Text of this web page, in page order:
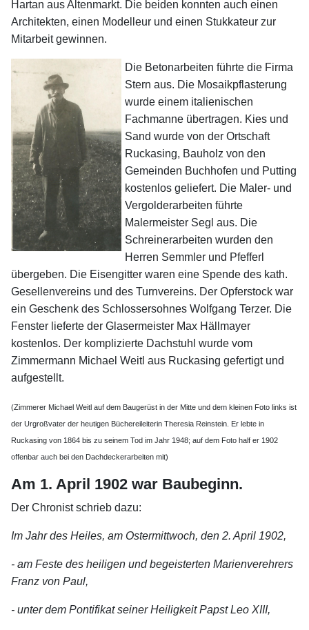
Hartan aus Altenmarkt. Die beiden konnten auch einen
Architekten, einen Modelleur und einen Stukkateur zur
Mitarbeit gewinnen.
Die Betonarbeiten führte die Firma
Stern aus. Die Mosaikpflasterung
wurde einem italienischen
Fachmanne übertragen. Kies und
Sand wurde von der Ortschaft
Ruckasing, Bauholz von den
Gemeinden Buchhofen und Putting
kostenlos geliefert. Die Maler- und
Vergolderarbeiten führte
Malermeister Segl aus. Die
Schreinerarbeiten wurden den
Herren Semmler und Pfefferl
übergeben. Die Eisengitter waren eine Spende des kath.
Gesellenvereins und des Turnvereins. Der Opferstock war
ein Geschenk des Schlossersohnes Wolfgang Terzer. Die
Fenster lieferte der Glasermeister Max Hällmayer
kostenlos. Der komplizierte Dachstuhl wurde vom
Zimmermann Michael Weitl aus Ruckasing gefertigt und
aufgestellt.
(Zimmerer Michael Weitl auf dem Baugerüst in der Mitte und dem kleinen Foto links ist
der Urgroßvater der heutigen Büchereileiterin Theresia Reinstein. Er lebte in
Ruckasing von 1864 bis zu seinem Tod im Jahr 1948; auf dem Foto half er 1902
offenbar auch bei den Dachdeckerarbeiten mit)
Am 1. April 1902 war Baubeginn.
Der Chronist schrieb dazu:
Im Jahr des Heiles, am Ostermittwoch, den 2. April 1902,
- am Feste des heiligen und begeisterten Marienverehrers
Franz von Paul,
- unter dem Pontifikat seiner Heiligkeit Papst Leo XIII,